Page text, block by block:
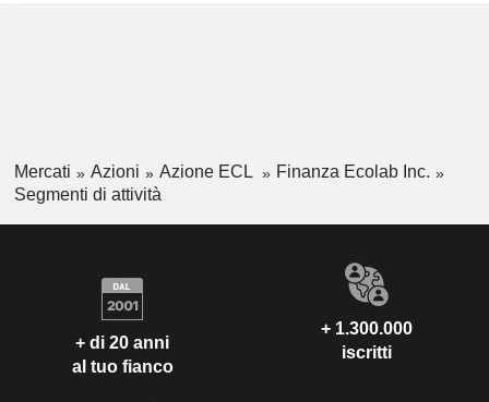
Mercati Azioni Azione ECL
Finanza Ecolab Inc.
Segmenti di attività
+ di 20 anni
al tuo fianco
+ 1.300.000
iscritti